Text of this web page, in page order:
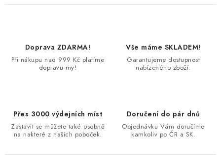
Doprava ZDARMA!
Při nákupu nad 999 Kč platíme
dopravu my!
Vše máme SKLADEM!
Garantujeme dostupnost
nabízeného zboží.
Přes 3000 výdejních míst
Zastavit se můžete také osobně
na nakteré z našich poboček.
Doručení do pár dnů
Objednávku Vám doručíme
kamkoliv po ČR a SK.